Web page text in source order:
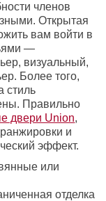
членов
Открытая
вам войти в
—
визуальный,
Более того,
стиль
Правильно
двери Union,
и
эффект.
или
отделка